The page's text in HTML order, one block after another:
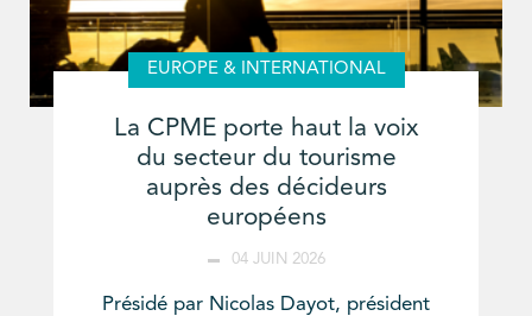
EUROPE & INTERNATIONAL
La CPME porte haut la voix
du secteur du tourisme
auprès des décideurs
européens
04 JUIN 2026
Présidé par Nicolas Dayot, président